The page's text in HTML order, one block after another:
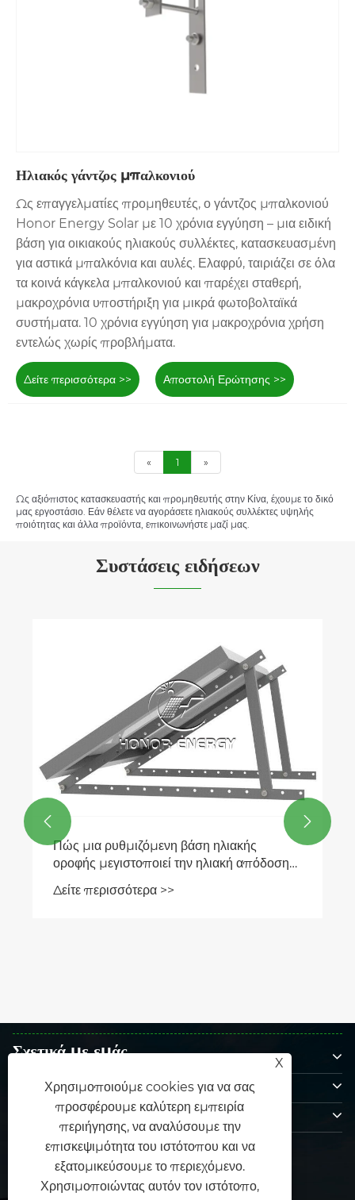
Ηλιακός γάντζος μπαλκονιού
Ως επαγγελματίες προμηθευτές, ο γάντζος μπαλκονιού
Honor Energy Solar με 10 χρόνια εγγύηση – μια ειδική
βάση για οικιακούς ηλιακούς συλλέκτες, κατασκευασμένη
για αστικά μπαλκόνια και αυλές. Ελαφρύ, ταιριάζει σε όλα
τα κοινά κάγκελα μπαλκονιού και παρέχει σταθερή,
μακροχρόνια υποστήριξη για μικρά φωτοβολταϊκά
συστήματα. 10 χρόνια εγγύηση για μακροχρόνια χρήση
εντελώς χωρίς προβλήματα.
Δείτε περισσότερα >> Αποστολή Ερώτησης >>
« 1 »
Ως αξιόπιστος κατασκευαστής και προμηθευτής στην Κίνα, έχουμε το δικό
μας εργοστάσιο. Εάν θέλετε να αγοράσετε ηλιακούς συλλέκτες υψηλής
ποιότητας και άλλα προϊόντα, επικοινωνήστε μαζί μας.
Συστάσεις ειδήσεων
Πώς μια ρυθμιζόμενη βάση ηλιακής
οροφής μεγιστοποιεί την ηλιακή απόδοση
και την ευελιξία εγκατάστασης;
Δείτε περισσότερα >>
 
Σχετικά με εμάς
Προϊόντα
Επικοινωνήστε μαζί μας
ΑΚΟΛΟΥΘΗΣΕ ΜΑΣ
X
Χρησιμοποιούμε cookies για να σας
προσφέρουμε καλύτερη εμπειρία
περιήγησης, να αναλύσουμε την
επισκεψιμότητα του ιστότοπου και να
εξατομικεύσουμε το περιεχόμενο.
Χρησιμοποιώντας αυτόν τον ιστότοπο,